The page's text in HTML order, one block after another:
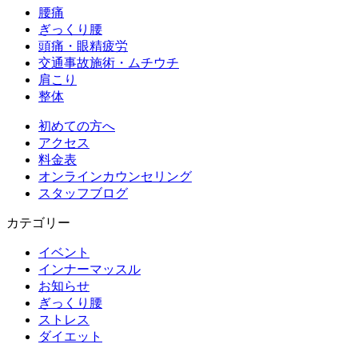
腰痛
ぎっくり腰
頭痛・眼精疲労
交通事故施術・ムチウチ
肩こり
整体
初めての方へ
アクセス
料金表
オンラインカウンセリング
スタッフブログ
カテゴリー
イベント
インナーマッスル
お知らせ
ぎっくり腰
ストレス
ダイエット